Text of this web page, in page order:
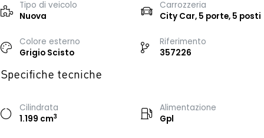
Tipo di veicolo
Nuova
Carrozzeria
City Car, 5 porte, 5 posti
Colore esterno
Grigio Scisto
Riferimento
357226
Specifiche tecniche
Cilindrata
1.199 cm3
Alimentazione
Gpl